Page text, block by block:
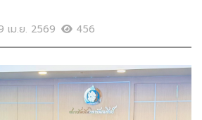
เม.ย. 2569 456